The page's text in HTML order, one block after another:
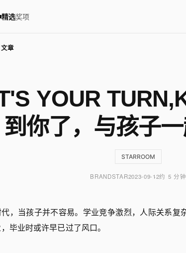
精选奖项
文章
YOUR
到你了，与孩子
STARROOM
BRANDSTAR2023-09-12约 5 分钟
，当孩子并不容易。学业竞争激烈，人际关系
毕业时或许早已过了风口。